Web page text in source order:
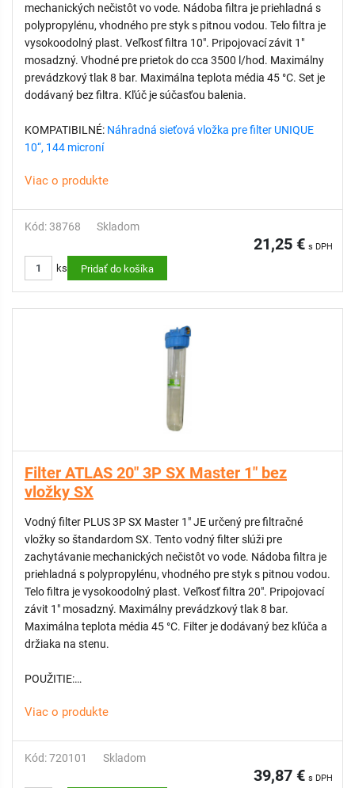
mechanických nečistôt vo vode. Nádoba filtra je priehladná s
polypropylénu, vhodného pre styk s pitnou vodou. Telo filtra je
vysokoodolný plast. Veľkosť filtra 10". Pripojovací závit 1"
mosadzný. Vhodné pre prietok do cca 3500 l/hod. Maximálny
prevádzkový tlak 8 bar. Maximálna teplota média 45 °C. Set je
dodávaný bez filtra. Kľúč je súčasťou balenia.
KOMPATIBILNÉ: Náhradná sieťová vložka pre filter UNIQUE
10“, 144 microní
Viac o produkte
Kód: 38768 Skladom
21,25 € s DPH
ks Pridať do košíka
Filter ATLAS 20" 3P SX Master 1" bez
vložky SX
Vodný filter PLUS 3P SX Master 1" JE určený pre filtračné
vložky so štandardom SX. Tento vodný filter slúži pre
zachytávanie mechanických nečistôt vo vode. Nádoba filtra je
priehladná s polypropylénu, vhodného pre styk s pitnou vodou.
Telo filtra je vysokoodolný plast. Veľkosť filtra 20". Pripojovací
závit 1" mosadzný. Maximálny prevádzkový tlak 8 bar.
Maximálna teplota média 45 °C. Filter je dodávaný bez kľúča a
držiaka na stenu.
POUŽITIE:
vody (bojlerov), práčok a ďalších domácich spotrebičov.
odstraňovanie chlóru, ako aj jednotiek reverznej osmózy.
Viac o produkte
Kód: 720101 Skladom
39,87 € s DPH